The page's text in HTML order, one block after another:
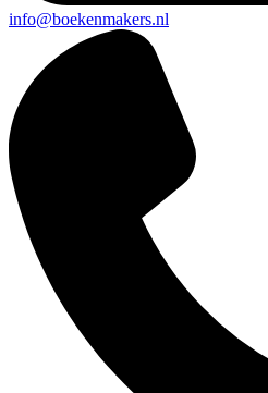
info@boekenmakers.nl